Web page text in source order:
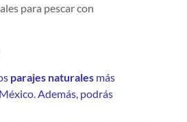
para pescar con
parajes naturales más
Además, podrás